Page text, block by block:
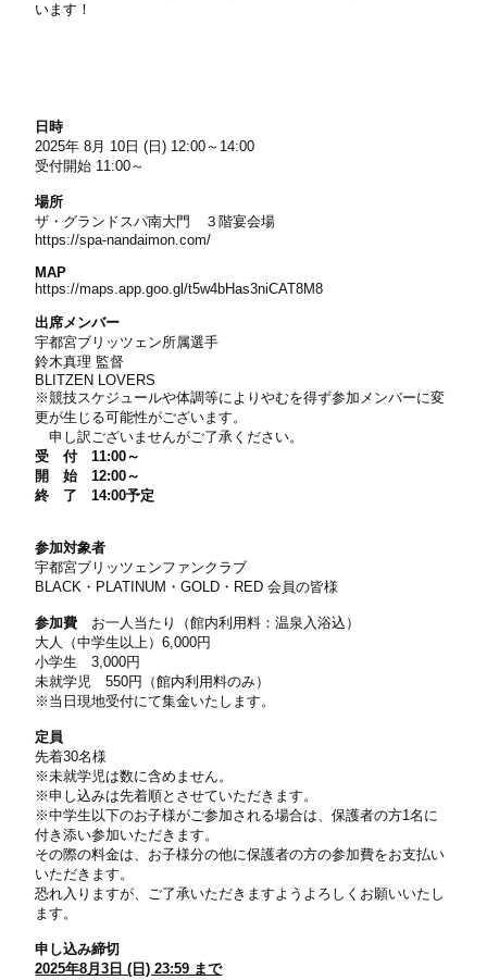
います！
日時
2025年 8月 10日 (日) 12:00～14:00
受付開始 11:00～
場所
ザ・グランドスパ南大門 ３階宴会場
https://spa-nandaimon.com/
MAP
https://maps.app.goo.gl/t5w4bHas3niCAT8M8
出席メンバー
宇都宮ブリッツェン所属選手
鈴木真理 監督
BLITZEN LOVERS
※競技スケジュールや体調等によりやむを得ず参加メンバーに変
更が生じる可能性がございます。
申し訳ございませんがご了承ください。
受 付11:00～
開 始 12:00～
終 了 14:00予定
参加対象者
宇都宮ブリッツェンファンクラブ
BLACK・PLATINUM・GOLD・RED 会員の皆様
参加費 お一人当たり（館内利用料：温泉入浴込）
大人（中学生以上）6,000円
小学生 3,000円
未就学児 550円（館内利用料のみ）
※当日現地受付にて集金いたします。
定員
先着30名様
※未就学児は数に含めません。
※申し込みは先着順とさせていただきます。
※中学生以下のお子様がご参加される場合は、保護者の方1名に
付き添い参加いただきます。
その際の料金は、お子様分の他に保護者の方の参加費をお支払い
いただきます。
恐れ入りますが、ご了承いただきますようよろしくお願いいたし
ます。
申し込み締切
2025年8月3日 (日) 23:59 まで